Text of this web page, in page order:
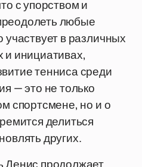
с упорством и
любые
в различных
и инициативах,
тенниса среди
— это не только
спортсмене, но и о
делиться
других.